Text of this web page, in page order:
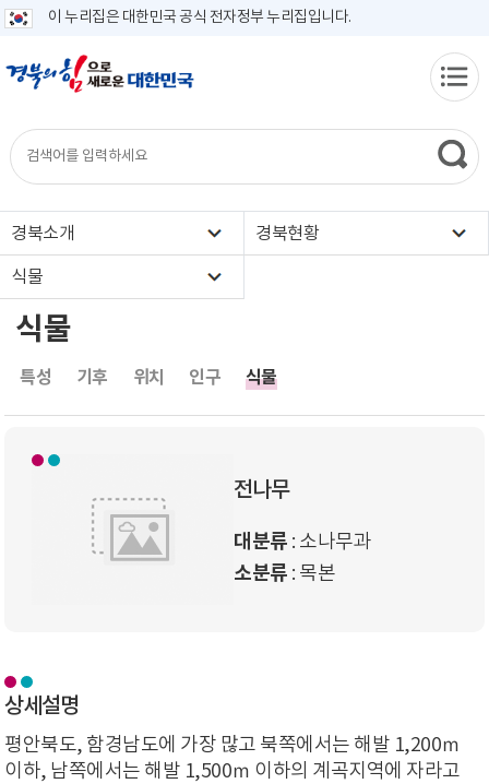
이 누리집은 대한민국 공식 전자정부 누리집입니다.
경북소개 경북현황
식물
식물
특성 기후 위치 인구 식물
전나무
대분류 : 소나무과
소분류 : 목본
상세설명
평안북도, 함경남도에 가장 많고 북쪽에서는 해발 1,200ｍ
이하, 남쪽에서는 해발 1,500ｍ 이하의 계곡지역에 자라고